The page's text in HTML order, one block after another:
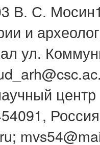
В. С.
и
ул.